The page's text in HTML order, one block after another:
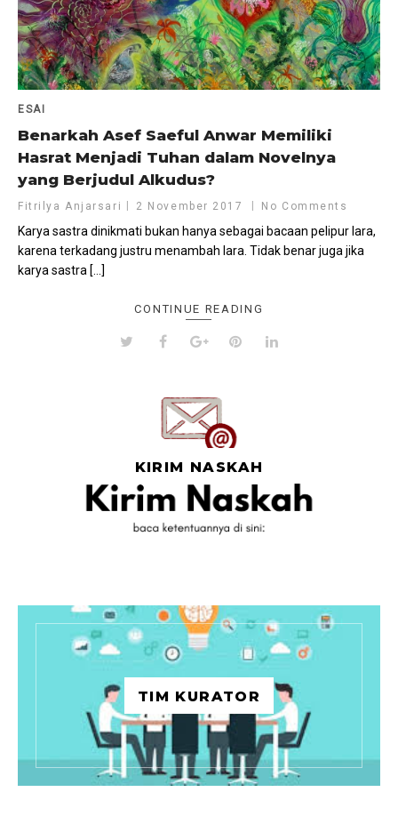
ESAI
Benarkah Asef Saeful Anwar Memiliki
Hasrat Menjadi Tuhan dalam Novelnya
yang Berjudul Alkudus?
Fitrilya Anjarsari 2 November 2017 No Comments
Karya sastra dinikmati bukan hanya sebagai bacaan pelipur lara,
karena terkadang justru menambah lara. Tidak benar juga jika
karya sastra […]
CONTINUE READING
KIRIM NASKAH
TIM KURATOR